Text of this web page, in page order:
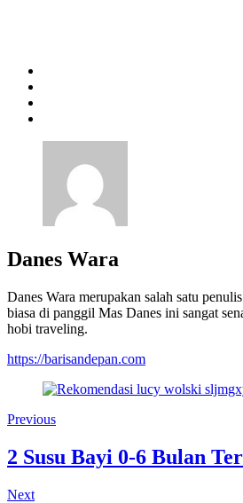
Danes Wara
Danes Wara merupakan salah satu
biasa di panggil Mas Danes ini sangat
hobi traveling.
https://barisandepan.com
Previous
2 Susu Bayi 0-6 Bulan
Next